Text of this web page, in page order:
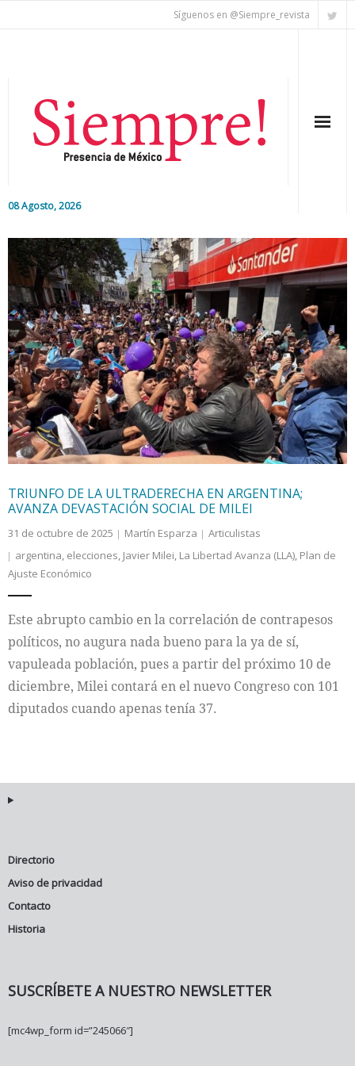
Síguenos en @Siempre_revista
08 Agosto, 2026
Editorial
Nacional
Colaboradores
Internacional
Cultura
TRIUNFO DE LA ULTRADERECHA EN ARGENTINA;
AVANZA DEVASTACIÓN SOCIAL DE MILEI
31 de octubre de 2025 Martín Esparza
Articulistas
argentina, elecciones, Javier Milei, La Libertad Avanza (LLA), Plan de
Ajuste Económico
Este abrupto cambio en la correlación de contrapesos
políticos, no augura nada bueno para la ya de sí,
vapuleada población, pues a partir del próximo 10 de
diciembre, Milei contará en el nuevo Congreso con 101
diputados cuando apenas tenía 37.
Directorio
Aviso de privacidad
Contacto
Historia
SUSCRÍBETE A NUESTRO NEWSLETTER
[mc4wp_form id=”245066″]